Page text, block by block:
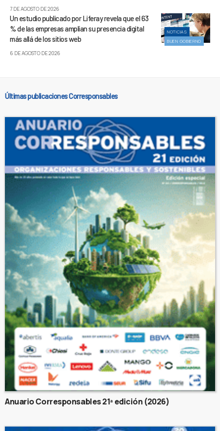
7 DE AGOSTO DE 2026
NOTICIAS
BUEN GOBIERNO
Un estudio publicado por Liferay revela que el 63
% de las empresas amplían su presencia digital
más allá de los sitios web
6 DE AGOSTO DE 2026
Últimas publicaciones Corresponsables
Anuario Corresponsables 21ª edición (2026)